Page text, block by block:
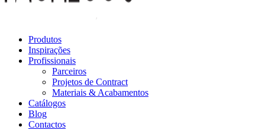
Produtos
Inspirações
Profissionais
Parceiros
Projetos de Contract
Materiais & Acabamentos
Catálogos
Blog
Contactos